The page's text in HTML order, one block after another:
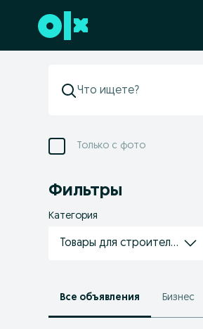
Перейти к нижнему колонтитулу
Только с фото
Фильтры
Категория
Товары для
Все объявления Бизнес